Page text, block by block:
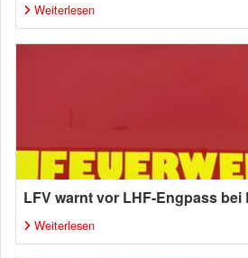
Weiterlesen
LFV warnt vor LHF-Engpass
Weiterlesen